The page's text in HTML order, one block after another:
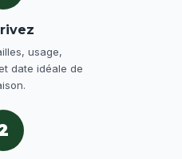
usage,
date idéale de